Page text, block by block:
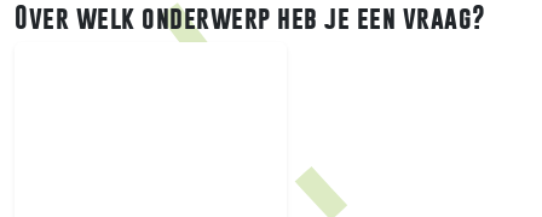
Over welk onderwerp heb je een vraag?